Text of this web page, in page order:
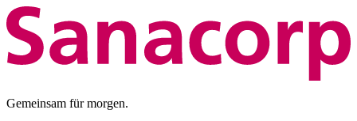
Gemeinsam für morgen.